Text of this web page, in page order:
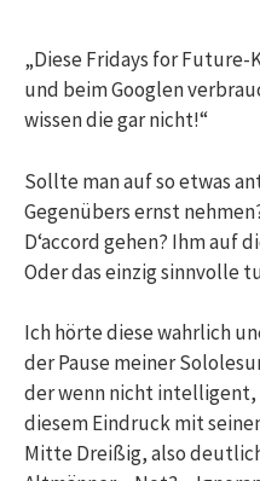
„Diese Fridays for
und beim Googlen
wissen die gar nicht!“
Sollte man auf so etwas
Gegenübers ernst
D‘accord gehen? Ihm auf
Oder das einzig sinnvolle
Ich hörte diese wahrlich
der Pause meiner
der wenn nicht
diesem Eindruck mit
Mitte Dreißig, also